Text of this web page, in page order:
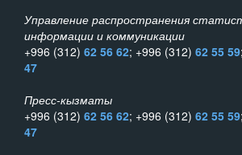
Управление распространения
информации и коммуникации
+996 (312) 62 56 62; +996 (312) 62 55 59
47
Пресс-кызматы
+996 (312) 62 56 62; +996 (312) 62 55 59
47